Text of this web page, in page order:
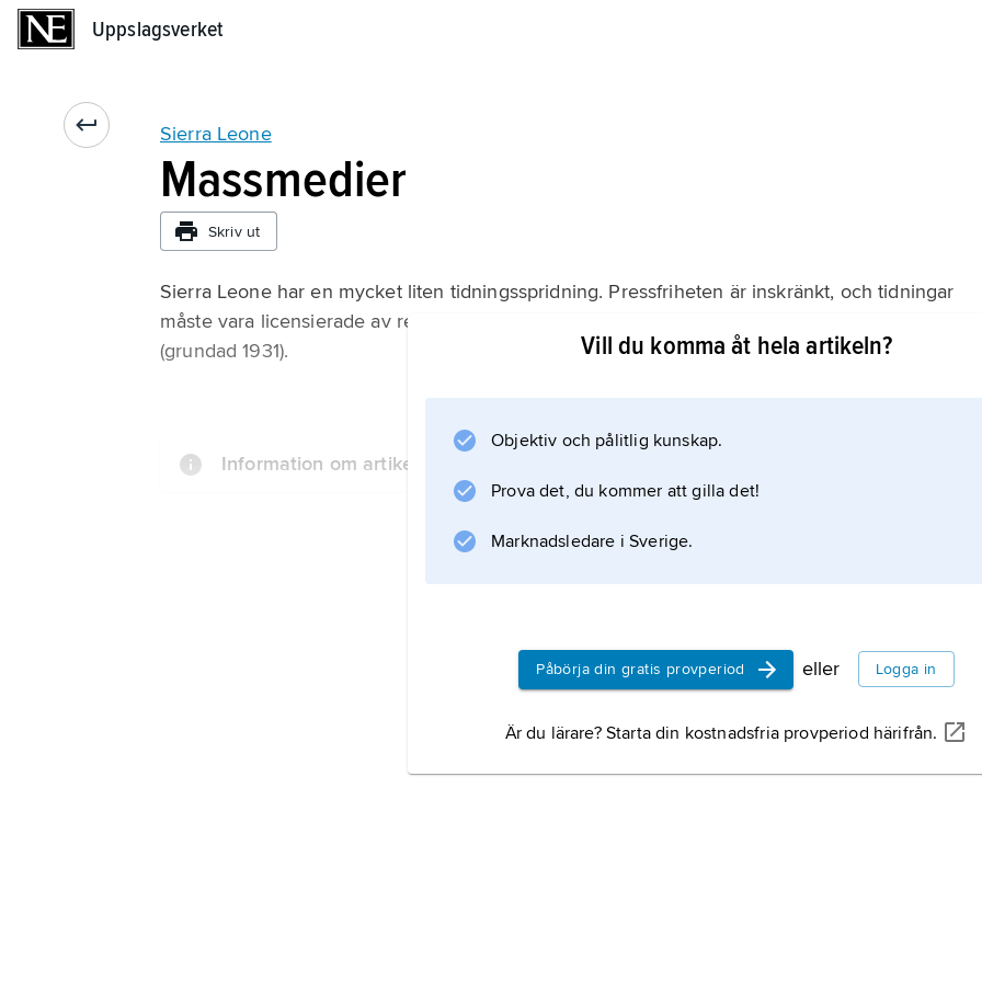
Uppslagsverket
Sierra Leone
Massmedier
Skriv ut
Sierra Leone har en mycket liten tidningsspridning. Pressfriheten är inskränkt, och tidningar
måste vara licensierade av regeringen. Dominerande dagstidning är regeringsägda Daily Mail
(grundad 1931).
Information om artikeln
Vill du komma åt hela artikeln?
Objektiv och pålitlig kunskap.
Prova det, du kommer att gilla det!
Marknadsledare i Sverige.
Påbörja din gratis provperiod eller Logga in
Är du lärare? Starta din kostnadsfria provperiod härifrån.